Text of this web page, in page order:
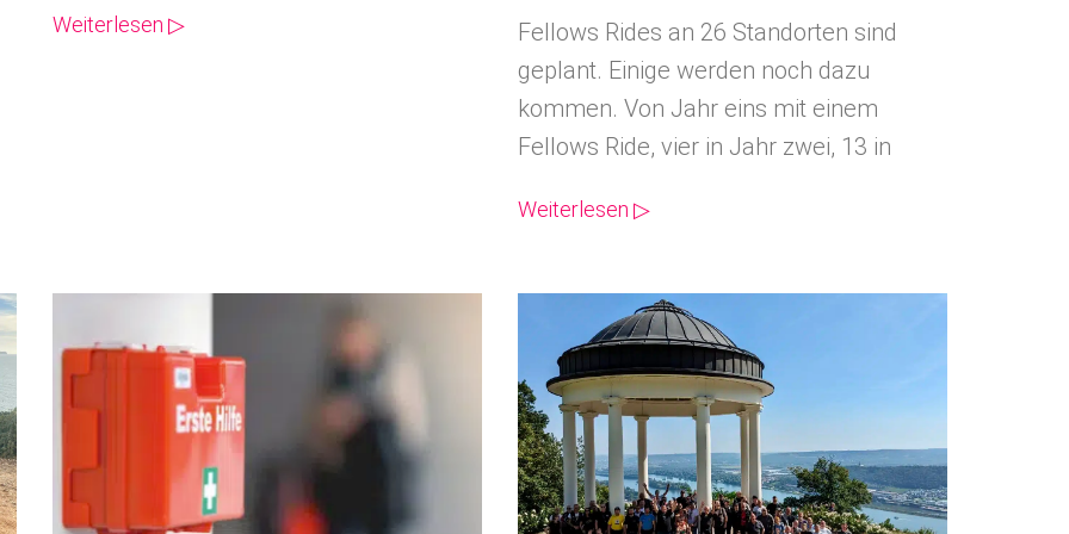
Weiterlesen ▷
Fellows Rides an 26 Standorten sind
geplant. Einige werden noch dazu
kommen. Von Jahr eins mit einem
Fellows Ride, vier in Jahr zwei, 13 in
Weiterlesen ▷